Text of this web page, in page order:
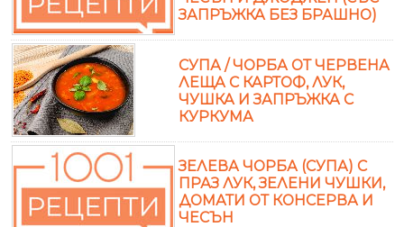
ЗАПРЪЖКА БЕЗ БРАШНО)
СУПА / ЧОРБА ОТ ЧЕРВЕНА
ЛЕЩА С КАРТОФ, ЛУК,
ЧУШКА И ЗАПРЪЖКА С
КУРКУМА
ЗЕЛЕВА ЧОРБА (СУПА) С
ПРАЗ ЛУК, ЗЕЛЕНИ ЧУШКИ,
ДОМАТИ ОТ КОНСЕРВА И
ЧЕСЪН